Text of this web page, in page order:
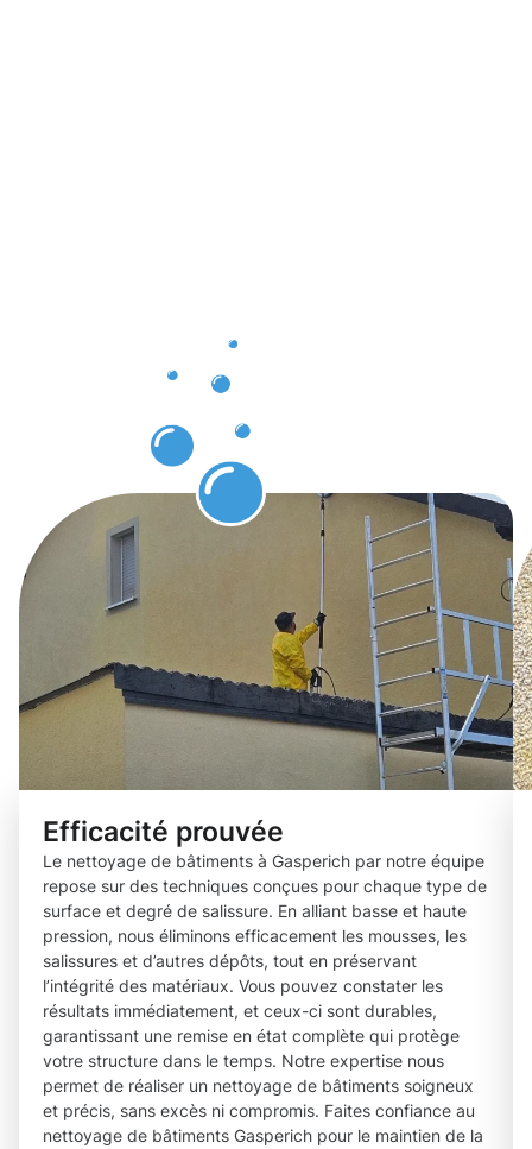
Efficacité prouvée
Le nettoyage de bâtiments à Gasperich par notre équipe
repose sur des techniques conçues pour chaque type de
surface et degré de salissure. En alliant basse et haute
pression, nous éliminons efficacement les mousses, les
salissures et d’autres dépôts, tout en préservant
l’intégrité des matériaux. Vous pouvez constater les
résultats immédiatement, et ceux-ci sont durables,
garantissant une remise en état complète qui protège
votre structure dans le temps. Notre expertise nous
permet de réaliser un nettoyage de bâtiments soigneux
et précis, sans excès ni compromis. Faites confiance au
nettoyage de bâtiments Gasperich pour le maintien de la